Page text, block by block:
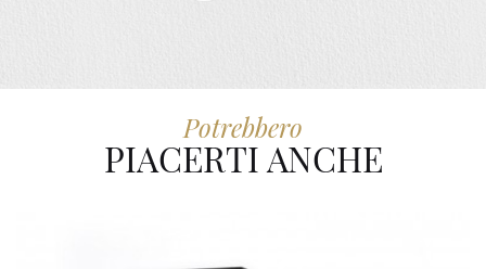
Potrebbero
PIACERTI ANCHE